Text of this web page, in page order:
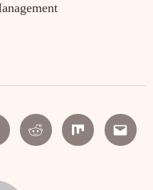
Reddit Mix Email